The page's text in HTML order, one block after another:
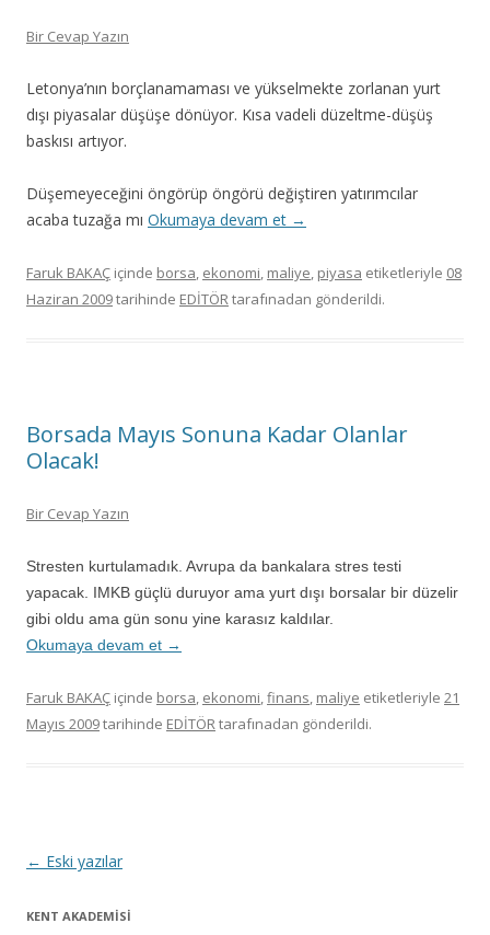
Bir Cevap Yazın
Letonya’nın borçlanamaması ve yükselmekte zorlanan yurt
dışı piyasalar düşüşe dönüyor. Kısa vadeli düzeltme-düşüş
baskısı artıyor.
Düşemeyeceğini öngörüp öngörü değiştiren yatırımcılar
acaba tuzağa mı Okumaya devam et →
Faruk BAKAÇ içinde borsa, ekonomi, maliye, piyasa etiketleriyle 08
Haziran 2009tarihinde EDİTÖRtarafınadan gönderildi.
Borsada Mayıs Sonuna Kadar Olanlar
Olacak!
Bir Cevap Yazın
Stresten kurtulamadık. Avrupa da bankalara stres testi
yapacak. IMKB güçlü duruyor ama yurt dışı borsalar bir düzelir
gibi oldu ama gün sonu yine karasız kaldılar.
Okumaya devam et →
Faruk BAKAÇ içinde borsa, ekonomi,finans, maliye etiketleriyle 21
Mayıs 2009tarihinde EDİTÖRtarafınadan gönderildi.
Y
z
← Eski yazılar
KENT AKADEMİSİ